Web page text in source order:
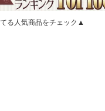
る人気商品をチェック▲